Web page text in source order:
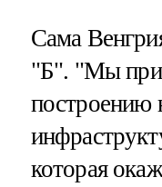
Сама
"Б". "Мы
построению
которая